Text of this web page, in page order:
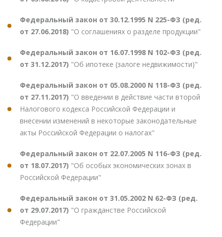
Федеральный закон от 30.12.1995 N 225-ФЗ (ред.
от 27.06.2018) "О соглашениях о разделе продукции"
Федеральный закон от 16.07.1998 N 102-ФЗ (ред.
от 31.12.2017) "Об ипотеке (залоге недвижимости)"
Федеральный закон от 05.08.2000 N 118-ФЗ (ред.
от 27.11.2017) "О введении в действие части второй
Налогового кодекса Российской Федерации и
внесении изменений в некоторые законодательные
акты Российской Федерации о налогах"
Федеральный закон от 22.07.2005 N 116-ФЗ (ред.
от 18.07.2017) "Об особых экономических зонах в
Российской Федерации"
Федеральный закон от 31.05.2002 N 62-ФЗ (ред.
от 29.07.2017) "О гражданстве Российской
Федерации"